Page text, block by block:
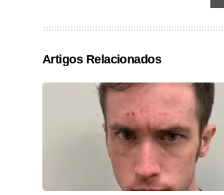
Artigos Relacionados